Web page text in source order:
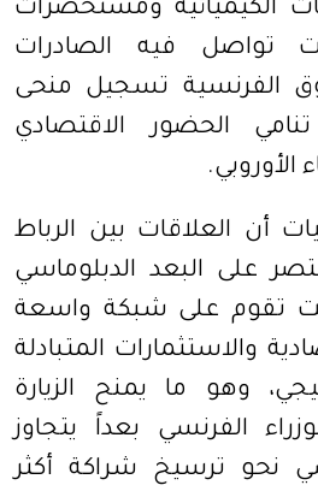
الكيميائية ومستحضرات
تواصل فيه الصادرات
الفرنسية تسجيل منحى
الحضور الاقتصادي
الأوروبي.
أن العلاقات بين الرباط
على البعد الدبلوماسي
تقوم على شبكة واسعة
والاستثمارات المتبادلة
وهو ما يمنح الزيارة
الفرنسي بعداً يتجاوز
نحو ترسيخ شراكة أكثر